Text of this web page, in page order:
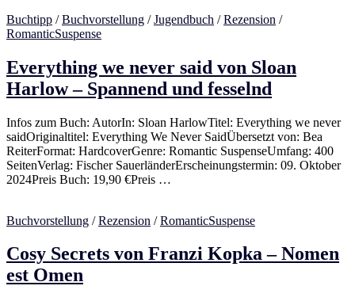
Buchtipp /Buchvorstellung /Jugendbuch /Rezension /
RomanticSuspense
Everything we never said von Sloan
Harlow – Spannend und fesselnd
Infos zum Buch: AutorIn: Sloan HarlowTitel: Everything we never
saidOriginaltitel: Everything We Never SaidÜbersetzt von: Bea
ReiterFormat: HardcoverGenre: Romantic SuspenseUmfang: 400
SeitenVerlag: Fischer SauerländerErscheinungstermin: 09. Oktober
2024Preis Buch: 19,90 €Preis …
Buchvorstellung /Rezension /RomanticSuspense
Cosy Secrets von Franzi Kopka – Nomen
est Omen